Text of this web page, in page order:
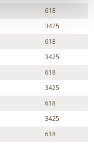
618
3425
618
3425
618
3425
618
3425
618